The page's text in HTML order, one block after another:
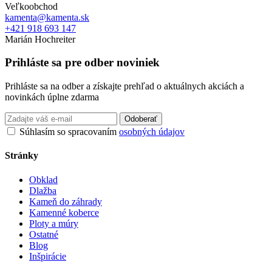
Veľkoobchod
kamenta@kamenta.sk
+421 918 693 147
Marián Hochreiter
Prihláste sa pre odber noviniek
Prihláste sa na odber a získajte prehľad o aktuálnych akciách a
novinkách úplne zdarma
Odoberať
Súhlasím so spracovaním osobných údajov
Stránky
Obklad
Dlažba
Kameň do záhrady
Kamenné koberce
Ploty a múry
Ostatné
Blog
Inšpirácie